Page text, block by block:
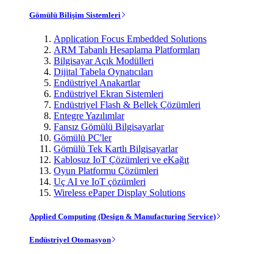
Gömülü Bilişim Sistemleri
Application Focus Embedded Solutions
ARM Tabanlı Hesaplama Platformları
Bilgisayar Açık Modülleri
Dijital Tabela Oynatıcıları
Endüstriyel Anakartlar
Endüstriyel Ekran Sistemleri
Endüstriyel Flash & Bellek Çözümleri
Entegre Yazılımlar
Fansız Gömülü Bilgisayarlar
Gömülü PC'ler
Gömülü Tek Kartlı Bilgisayarlar
Kablosuz IoT Çözümleri ve eKağıt
Oyun Platformu Çözümleri
Uç AI ve IoT çözümleri
Wireless ePaper Display Solutions
Applied Computing (Design & Manufacturing Service)
Endüstriyel Otomasyon